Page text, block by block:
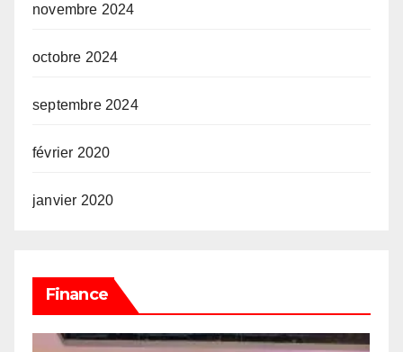
novembre 2024
octobre 2024
septembre 2024
février 2020
janvier 2020
Finance